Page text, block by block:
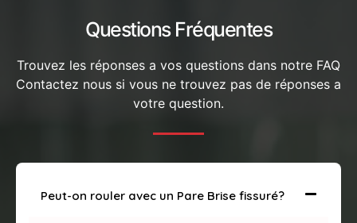
Questions Fréquentes
Trouvez les réponses a vos questions dans notre FAQ
Contactez nous si vous ne trouvez pas de réponses a
votre question.
Peut-on rouler avec un Pare Brise fissuré?